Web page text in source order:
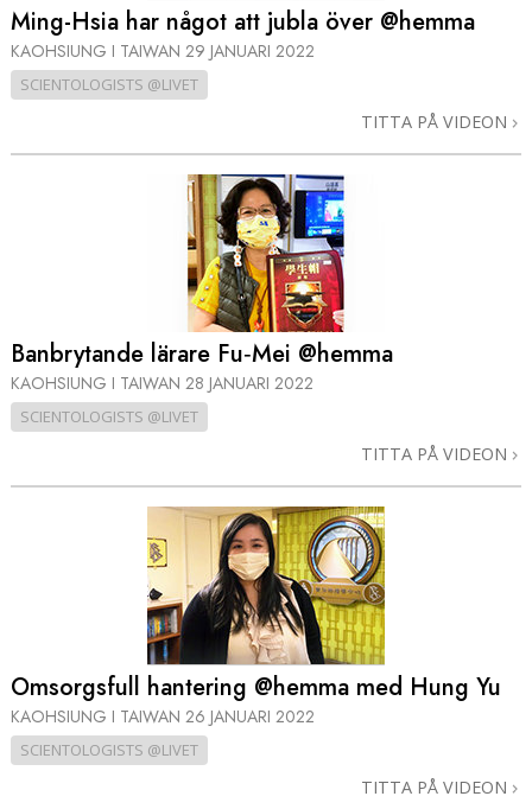
Ming-Hsia har något att jubla över @hemma
KAOHSIUNG I TAIWAN 29 JANUARI 2022
SCIENTOLOGISTS @LIVET
TITTA PÅ VIDEON
Banbrytande lärare Fu‑Mei @hemma
KAOHSIUNG I TAIWAN 28 JANUARI 2022
SCIENTOLOGISTS @LIVET
TITTA PÅ VIDEON
Omsorgsfull hantering @hemma med Hung Yu
KAOHSIUNG I TAIWAN 26 JANUARI 2022
SCIENTOLOGISTS @LIVET
TITTA PÅ VIDEON